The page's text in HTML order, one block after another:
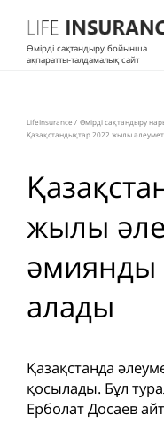
Өмірді сақтандыру бойынша
ақпаратты-талдамалық сайт
LifeInsurance / Өмірді сақтандыру
Қазақстандықтар 2022 жылы
жылы
әмиянды
алады
Қазақстанда
қосылады. Бұл
Ерболат Досаев